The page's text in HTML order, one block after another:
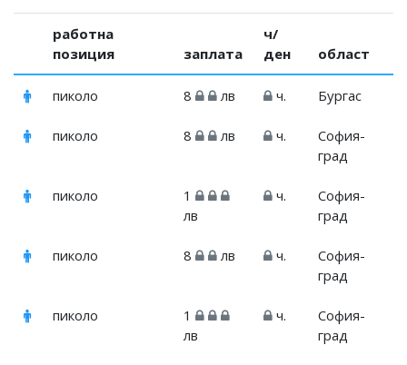
работна
позиция
заплата
ч/
ден
област
пиколо 8 лв ч. Бургас
пиколо 8 лв ч.
София-
град
пиколо
1
лв
ч.
София-
град
пиколо 8 лв ч.
София-
град
пиколо
1
лв
ч.
София-
град